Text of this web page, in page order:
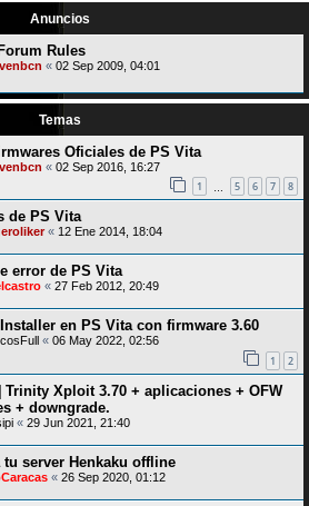
Anuncios
Rules
« 02 Sep 2009, 04:01
Temas
Oficiales de PS Vita
« 02 Sep 2016, 16:27
1 5 6 7 8
de PS Vita
« 12 Ene 2014, 18:04
error de PS Vita
« 27 Feb 2012, 20:49
en PS Vita con firmware 3.60
« 06 May 2022, 02:56
1 2
Trinity Xploit 3.70 + aplicaciones + OFW
+ downgrade.
« 29 Jun 2021, 21:40
tu server Henkaku offline
« 26 Sep 2020, 01:12